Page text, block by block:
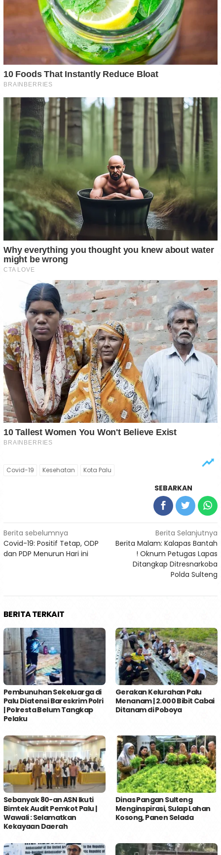
Covid-19 Kesehatan Kota Palu
SEBARKAN
Navigasi
pos
Berita sebelumnya
Covid-19: Positif Tetap, ODP
dan PDP Menurun Hari ini
Berita Selanjutnya
Berita Malam: Kalapas Bantah
! Oknum Petugas Lapas
Ditangkap Ditresnarkoba
Polda Sulteng
BERITA TERKAIT
Pembunuhan Sekeluarga di
Palu Diatensi Bareskrim Polri
| Polresta Belum Tangkap
Pelaku
Gerakan Kelurahan Palu
Menanam | 2.000 Bibit Cabai
Ditanam di Poboya
Sebanyak 80-an ASN Ikuti
Bimtek Audit Pemkot Palu |
Wawali : Selamatkan
Kekayaan Daerah
Dinas Pangan Sulteng
Menginspirasi, Sulap Lahan
Kosong, Panen Selada